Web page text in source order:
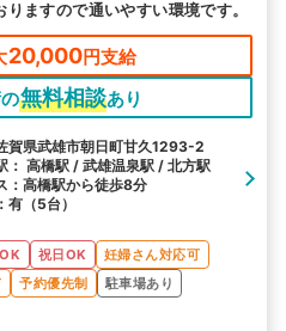
ますので通いやすい環境です。
20,000円支給
無料相談あり
賀県武雄市朝日町甘久1293-2
： 高橋駅 / 武雄温泉駅 / 北方駅
：高橋駅から徒歩8分
有（5台）
祝日OK
妊婦さん対応可
予約優先制
駐車場あり